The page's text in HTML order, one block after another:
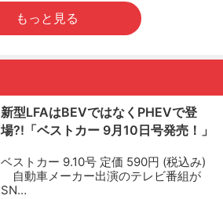
もっと見る
新型LFAはBEVではなくPHEVで登
場?!「ベストカー 9月10日号発売！」
ベストカー 9.10号 定価 590円 (税込み)
自動車メーカー出演のテレビ番組が
SN…